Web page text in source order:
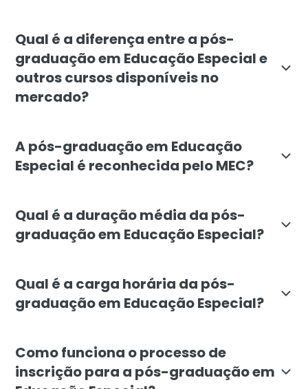
Qual é a diferença entre a pós-
graduação em Educação Especial e
outros cursos disponíveis no
mercado?
A pós-graduação em Educação
Especial é reconhecida pelo MEC?
Qual é a duração média da pós-
graduação em Educação Especial?
Qual é a carga horária da pós-
graduação em Educação Especial?
Como funciona o processo de
inscrição para a pós-graduação em